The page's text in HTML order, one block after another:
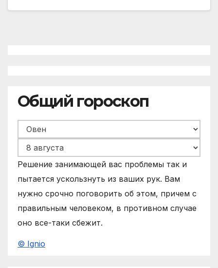
Общий гороскоп
Решение занимающей вас проблемы так и
пытается ускользнуть из ваших рук. Вам
нужно срочно поговорить об этом, причем с
правильным человеком, в противном случае
оно все-таки сбежит.
© Ignio